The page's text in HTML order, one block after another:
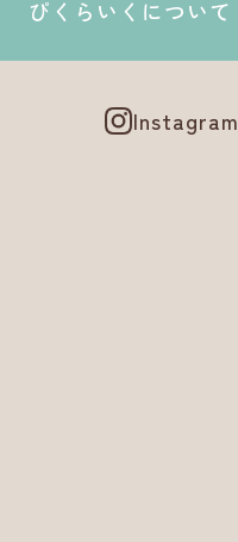
ぴくらいくについて
Instagram